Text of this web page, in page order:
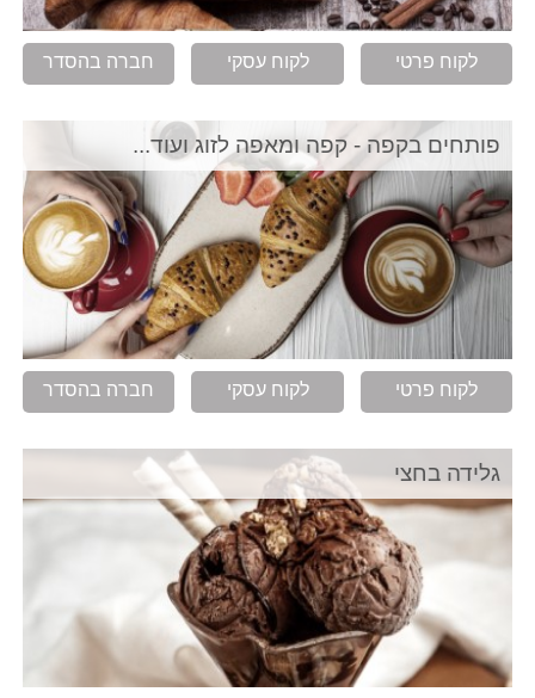
לקוח פרטי לקוח עסקי חברה בהסדר
פותחים בקפה - קפה ומאפה לזוג ועוד...
לקוח פרטי לקוח עסקי חברה בהסדר
גלידה בחצי